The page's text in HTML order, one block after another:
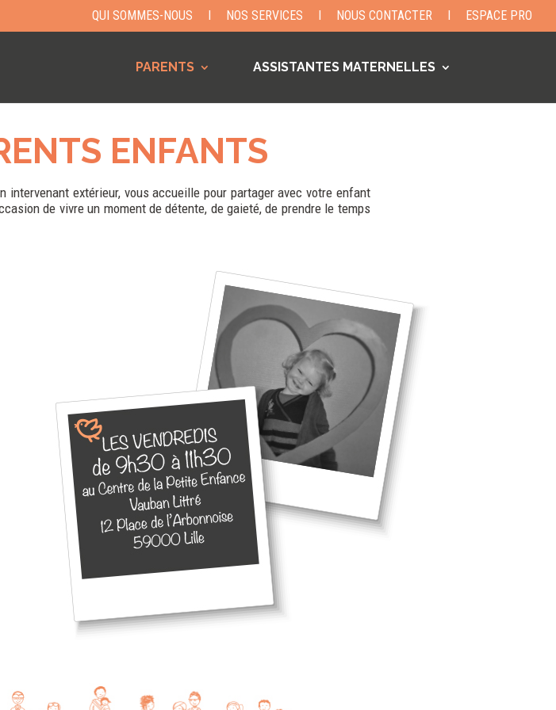
QUI SOMMES-NOUS I NOS SERVICES I NOUS CONTACTER I ESPACE PRO
PARENTS ASSISTANTES MATERNELLES
ENFANTS
intervenant extérieur, vous accueille pour partager avec votre enfant
de vivre un moment de détente, de gaieté, de prendre le temps